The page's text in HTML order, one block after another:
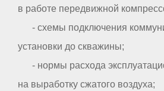
в работе передвижной
- схемы подключения
установки до скважины;
- нормы расхода
на выработку сжатого воздуха;